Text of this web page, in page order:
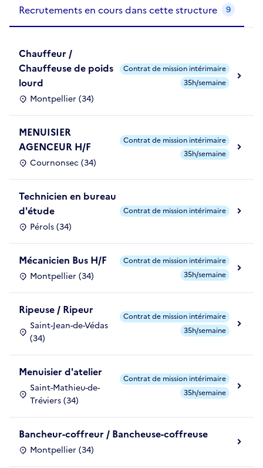
Recrutements en cours dans cette structure 9
Chauffeur /
Chauffeuse de poids
lourd
Montpellier (34)
Contrat de mission intérimaire
35h/semaine
MENUISIER
AGENCEUR H/F
Cournonsec (34)
Contrat de mission intérimaire
35h/semaine
Technicien en bureau
d'étude
Pérols (34)
Contrat de mission intérimaire
Mécanicien Bus H/F
Montpellier (34)
Contrat de mission intérimaire
35h/semaine
Ripeuse / Ripeur
Saint-Jean-de-Védas
(34)
Contrat de mission intérimaire
35h/semaine
Menuisier d'atelier
Saint-Mathieu-de-
Tréviers (34)
Contrat de mission intérimaire
35h/semaine
Bancheur-coffreur / Bancheuse-coffreuse
Montpellier (34)